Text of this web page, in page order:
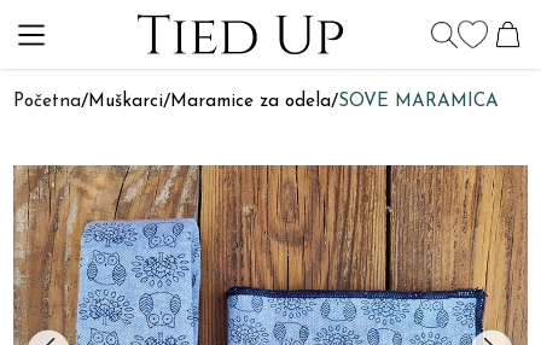
Početna/Muškarci/Maramice za odela/SOVE MARAMICA